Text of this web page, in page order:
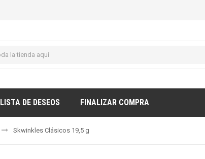
LISTA DE DESEOS FINALIZAR COMPRA
Skwinkles Clásicos 19,5 g